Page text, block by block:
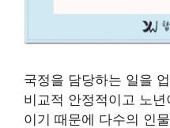
국정을 담당하는 일을
비교적 안정적이고 노
이기 때문에 다수의 인